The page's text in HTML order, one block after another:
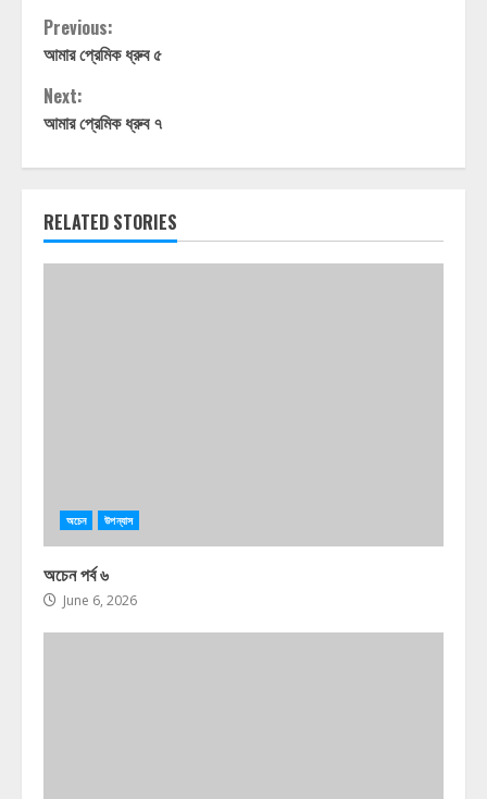
Continue
Reading
Previous:
আমার প্রেমিক ধ্রুব ৫
Next:
আমার প্রেমিক ধ্রুব ৭
RELATED STORIES
অচেন উপন্যাস
অচেন পর্ব ৬
June 6, 2026